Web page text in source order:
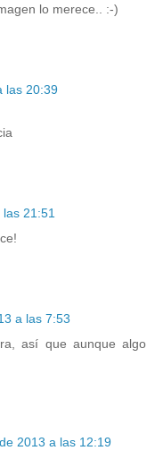
lo merece.. :-)
las 20:39
21:51
a las 7:53
así que aunque algo
2013 a las 12:19